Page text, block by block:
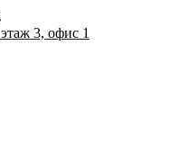
этаж 3, офис 1